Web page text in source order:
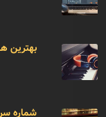
بهترین
شماره